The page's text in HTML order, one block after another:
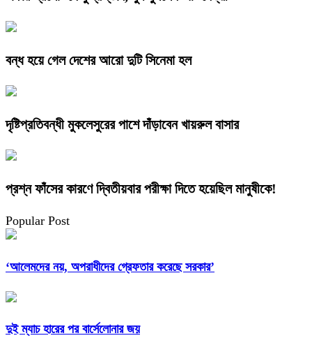
বন্ধ হয়ে গেল দেশের আরো দুটি সিনেমা হল
দৃষ্টিপ্রতিবন্ধী মুকলেসুরের পাশে দাঁড়াবেন খায়রুল বাসার
প্রশ্ন ফাঁসের কারণে দ্বিতীয়বার পরীক্ষা দিতে হয়েছিল মানুষীকে!
Popular Post
‘আলেমদের নয়, অপরাধীদের গ্রেফতার করেছে সরকার’
দুই ম্যাচ হারের পর বার্সেলোনার জয়